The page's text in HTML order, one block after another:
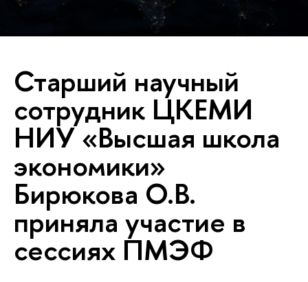
Старший научный
сотрудник ЦКЕМИ
НИУ «Высшая школа
экономики»
Бирюкова О.В.
приняла участие в
сессиях ПМЭФ